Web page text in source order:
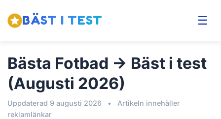
BÄST I TEST ☰
Bästa Fotbad → Bäst i test
(Augusti 2026)
Uppdaterad 9 augusti 2026 •
Artikeln innehåller
reklamlänkar